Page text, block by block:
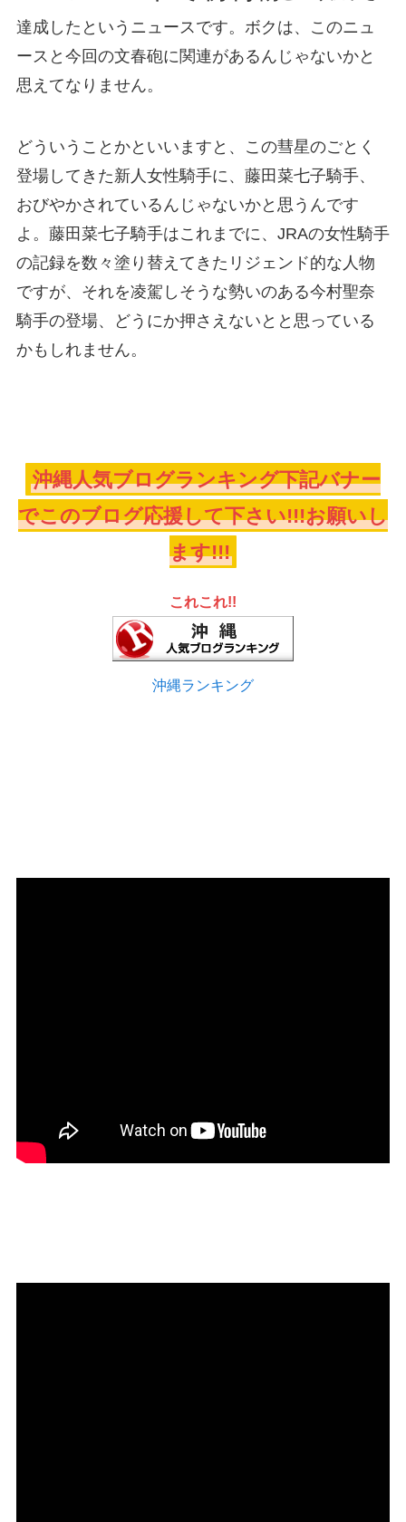
達成したというニュースです。ボクは、このニュ
ースと今回の文春砲に関連があるんじゃないかと
思えてなりません。
どういうことかといいますと、この彗星のごとく
登場してきた新人女性騎手に、藤田菜七子騎手、
おびやかされているんじゃないかと思うんです
よ。藤田菜七子騎手はこれまでに、JRAの女性騎手
の記録を数々塗り替えてきたリジェンド的な人物
ですが、それを凌駕しそうな勢いのある今村聖奈
騎手の登場、どうにか押さえないとと思っている
かもしれません。
沖縄人気ブログランキング下記バナー
でこのブログ応援して下さい!!!お願いし
ます!!!
これこれ!!
沖縄ランキング